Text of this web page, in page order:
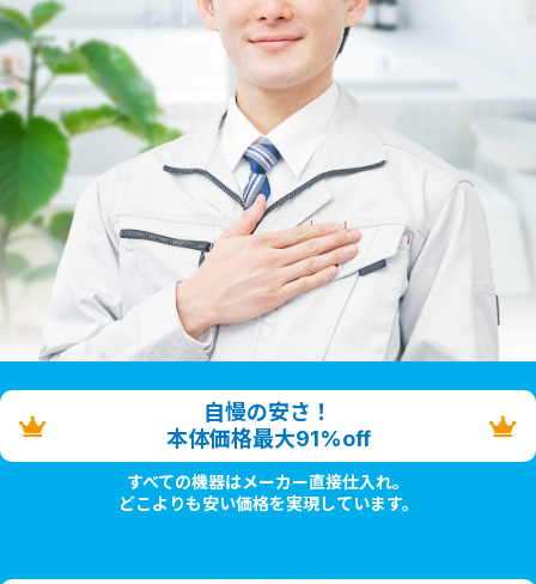
自慢の安さ！
本体価格最大91%off
すべての機器はメーカー直接仕入れ。
どこよりも安い価格を実現しています。